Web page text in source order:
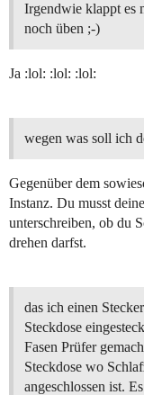
Irgendwie klappt es
noch üben ;-)
Ja :lol: :lol: :lol:
wegen was soll ich
Gegenüber dem
Instanz. Du musst
unterschreiben, ob du
drehen darfst.
das ich einen
Steckdose
Fasen Prüfer
Steckdose wo
angeschlossen ist.